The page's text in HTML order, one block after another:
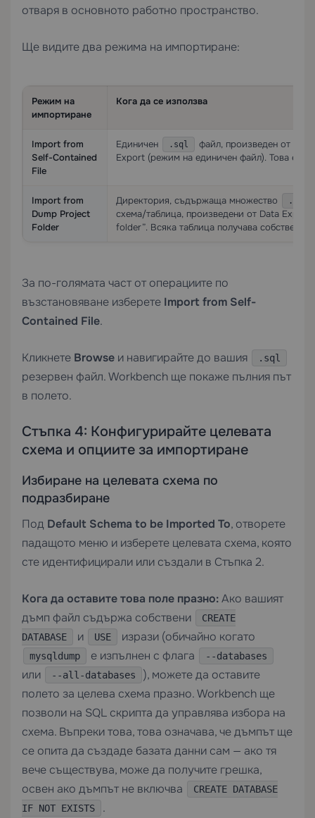
отваря в основното работно пространство.
Ще видите два режима на импортиране:
Режим на
импортиране
Кога да се използва
Import from
Self-Contained
File
Единичен .sql файл, произведен от
Export (режим на единичен файл). Това е
Import from
Dump Project
Folder
Директория, съдържаща множество .sql
схема/таблица, произведени от Data
folder”. Всяка таблица получава собствен
За по-голямата част от операциите по
възстановяване изберете Import from Self-
Contained File.
Кликнете Browse и навигирайте до вашия .sql
резервен файл. Workbench ще покаже пълния път
в полето.
Стъпка 4: Конфигурирайте целевата
схема и опциите за импортиране
Избиране на целевата схема по
подразбиране
Под Default Schema to be Imported To, отворете
падащото меню и изберете целевата схема, която
сте идентифицирали или създали в Стъпка 2.
Кога да оставите това поле празно:Ако вашият
дъмп файл съдържа собствени
CREATE
DATABASE
и USE изрази (обичайно когато
mysqldump е изпълнен с флага --databases
или --all-databases
), можете да оставите
полето за целева схема празно. Workbench ще
позволи на SQL скрипта да управлява избора на
схема. Въпреки това, това означава, че дъмпът ще
се опита да създаде базата данни сам — ако тя
вече съществува, може да получите грешка,
освен ако дъмпът не включва
CREATE DATABASE
IF NOT EXISTS
.